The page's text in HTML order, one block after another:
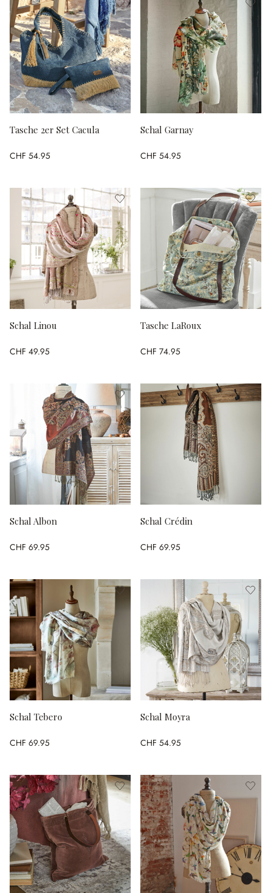
Tasche 2er Set Cacula
CHF 54.95
Schal Garnay
CHF 54.95
Schal Linou
CHF 49.95
Tasche LaRoux
CHF 74.95
Schal Albon
CHF 69.95
Schal Crédin
CHF 69.95
Schal Tebero
CHF 69.95
Schal Moyra
CHF 54.95